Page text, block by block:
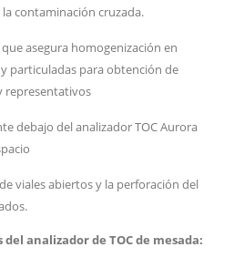
contaminación cruzada.
asegura homogenización en
particuladas para obtención de
representativos
debajo del analizador TOC Aurora
viales abiertos y la perforación del
analizador de TOC de mesada: